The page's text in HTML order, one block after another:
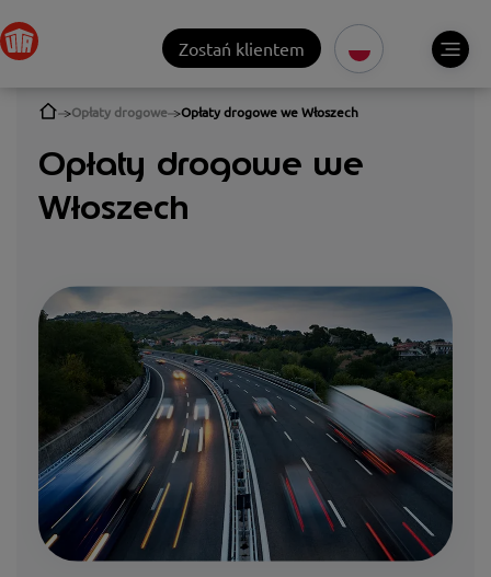
Zostań klientem
Opłaty drogowe Opłaty drogowe we Włoszech
Opłaty drogowe we
Włoszech